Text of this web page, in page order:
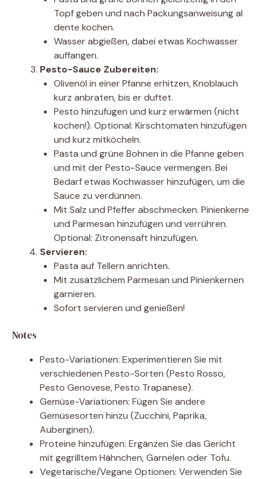
Topf geben und nach Packungsanweisung al
dente kochen.
Wasser abgießen, dabei etwas Kochwasser
auffangen.
Pesto-Sauce Zubereiten:
Olivenöl in einer Pfanne erhitzen, Knoblauch
kurz anbraten, bis er duftet.
Pesto hinzufügen und kurz erwärmen (nicht
kochen!). Optional: Kirschtomaten hinzufügen
und kurz mitköcheln.
Pasta und grüne Bohnen in die Pfanne geben
und mit der Pesto-Sauce vermengen. Bei
Bedarf etwas Kochwasser hinzufügen, um die
Sauce zu verdünnen.
Mit Salz und Pfeffer abschmecken. Pinienkerne
und Parmesan hinzufügen und verrühren.
Optional: Zitronensaft hinzufügen.
Servieren:
Pasta auf Tellern anrichten.
Mit zusätzlichem Parmesan und Pinienkernen
garnieren.
Sofort servieren und genießen!
Notes
Pesto-Variationen: Experimentieren Sie mit
verschiedenen Pesto-Sorten (Pesto Rosso,
Pesto Genovese, Pesto Trapanese).
Gemüse-Variationen: Fügen Sie andere
Gemüsesorten hinzu (Zucchini, Paprika,
Auberginen).
Proteine hinzufügen: Ergänzen Sie das Gericht
mit gegrilltem Hähnchen, Garnelen oder Tofu.
Vegetarische/Vegane Optionen: Verwenden Sie